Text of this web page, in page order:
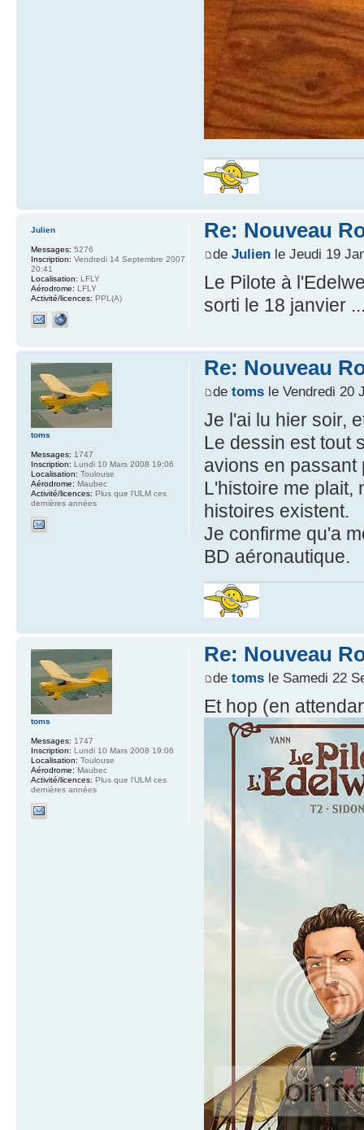
Re: Nouveau
de Julienle Jeudi 19
Le Pilote à
sorti le 18 janvier
Julien
Messages: 5276
Inscription: Vendredi 14 Septembre 2007
20:41
Localisation: LFLY
Aérodrome: LFLY
Activité/licences: PPL(A)
Re: Nouveau
de tomsle Vendredi 20
Je l'ai lu hier soir,
Le dessin est tout
avions en
L'histoire me plait,
histoires existent.
Je confirme qu'a
BD aéronautique.
toms
Messages: 1747
Inscription: Lundi 10 Mars 2008 19:06
Localisation: Toulouse
Aérodrome: Maubec
Activité/licences: Plus que l'ULM ces
dernières années
Re: Nouveau
de tomsle Samedi 22
Et hop (en
toms
Messages: 1747
Inscription: Lundi 10 Mars 2008 19:06
Localisation: Toulouse
Aérodrome: Maubec
Activité/licences: Plus que l'ULM ces
dernières années